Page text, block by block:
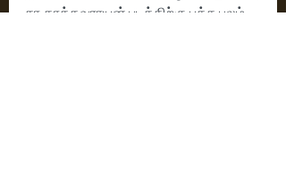
சா.காத்தவராயன் படத்திற்கு பக்க பலம்